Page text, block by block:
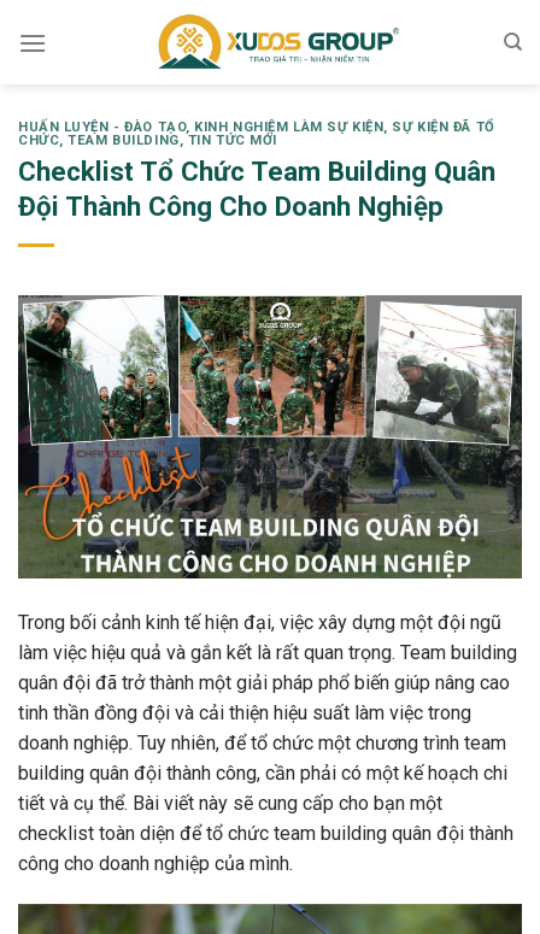
HUẤN LUYỆN - ĐÀO TẠO, KINH NGHIỆM LÀM SỰ KIỆN, SỰ KIỆN ĐÃ TỔ
CHỨC,TEAM BUILDING, TIN TỨC MỚI
Checklist Tổ Chức Team Building Quân
Đội Thành Công Cho Doanh Nghiệp
Trong bối cảnh kinh tế hiện đại, việc xây dựng một đội ngũ
làm việc hiệu quả và gắn kết là rất quan trọng. Team building
quân đội đã trở thành một giải pháp phổ biến giúp nâng cao
tinh thần đồng đội và cải thiện hiệu suất làm việc trong
doanh nghiệp. Tuy nhiên, để tổ chức một chương trình team
building quân đội thành công, cần phải có một kế hoạch chi
tiết và cụ thể. Bài viết này sẽ cung cấp cho bạn một
checklist toàn diện để tổ chức team building quân đội thành
công cho doanh nghiệp của mình.